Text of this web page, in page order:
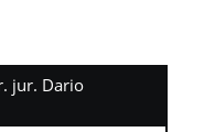
jur. Dario